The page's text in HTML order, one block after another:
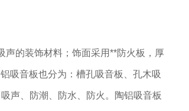
声的装饰材料；饰面采用**防火板，厚
吸音板也分为：槽孔吸音板、孔木吸
声、防潮、防水、防火。陶铝吸音板